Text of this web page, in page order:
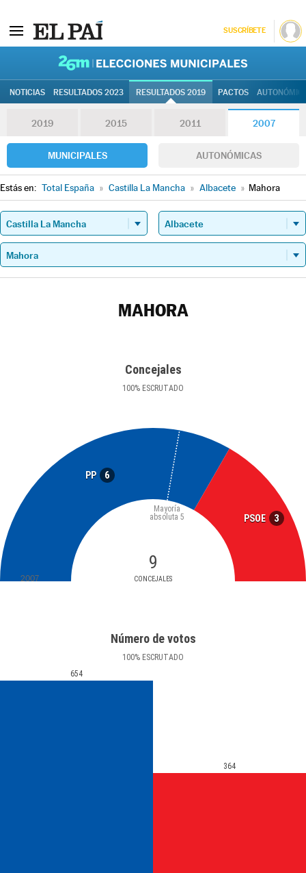
SUSCRÍBETE
NOTICIAS RESULTADOS 2023 RESULTADOS 2019 PACTOS
2019 2015 2011 2007
MUNICIPALES AUTONÓMICAS
Estás en: Total España » Castilla La Mancha » Albacete » Mahora
MAHORA
Concejales
100% ESCRUTADO
PP 6
PSOE 3
9
CONCEJALES
Mayoría
absoluta 5
2007
Número de votos
100% ESCRUTADO
654
364